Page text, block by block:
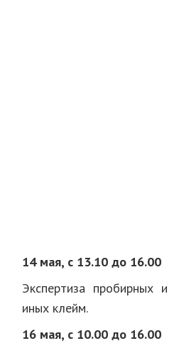
14 мая, с 13.10 до 16.00
Экспертиза пробирных и
иных клейм.
16 мая, с 10.00 до 16.00